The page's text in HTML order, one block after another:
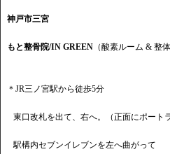
神戸市三宮
もと整骨院/IN GREEN （酸素ルーム & 整体
＊JR三ノ宮駅から徒歩5分
東口改札を出て、右へ。（正面にポート
駅構内セブンイレブンを左へ曲がって